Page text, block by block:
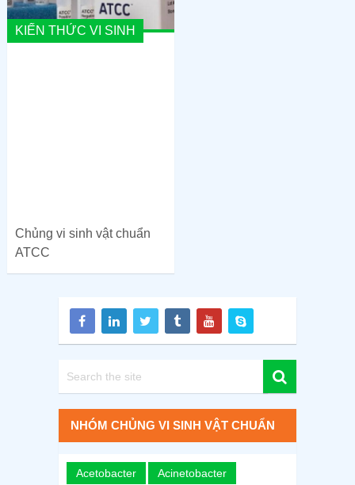
KIẾN THỨC VI SINH
Chủng vi sinh vật chuẩn
ATCC
NHÓM CHỦNG VI SINH VẬT CHUẨN
Acetobacter
Acinetobacter